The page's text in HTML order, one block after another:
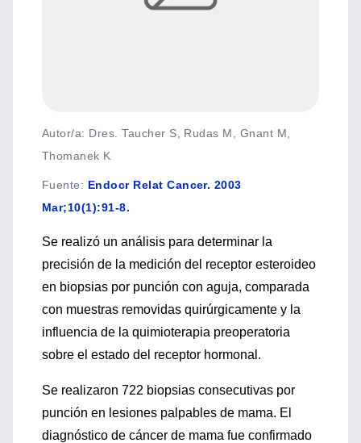
Autor/a: Dres. Taucher S, Rudas M, Gnant M,
Thomanek K
Fuente: Endocr Relat Cancer. 2003
Mar;10(1):91-8.
Se realizó un análisis para determinar la
precisión de la medición del receptor esteroideo
en biopsias por punción con aguja, comparada
con muestras removidas quirúrgicamente y la
influencia de la quimioterapia preoperatoria
sobre el estado del receptor hormonal.
Se realizaron 722 biopsias consecutivas por
punción en lesiones palpables de mama. El
diagnóstico de cáncer de mama fue confirmado